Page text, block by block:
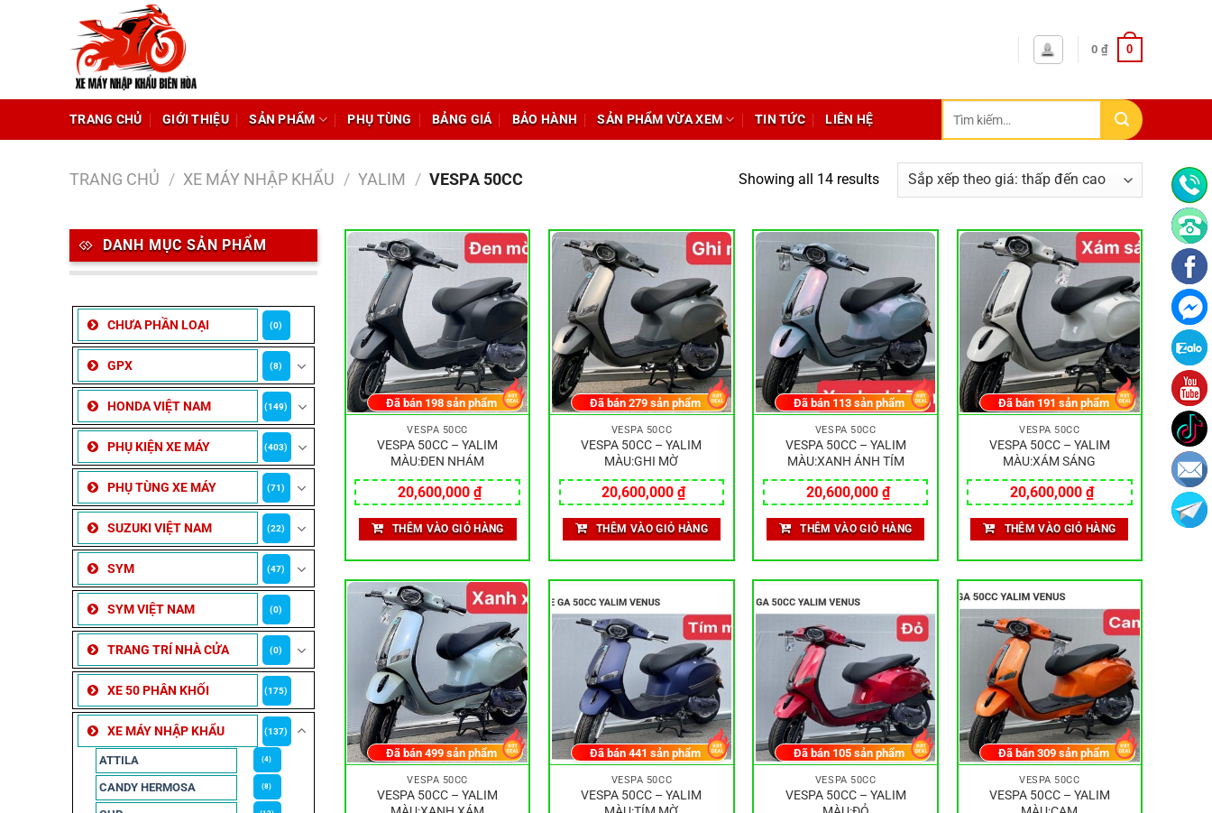
0 ₫ 0
TRANG CHỦ GIỚI THIỆU SẢN PHẨM PHỤ TÙNG BẢNG GIÁ BẢO HÀNH SẢN PHẨM VỪA XEM TIN TỨC LIÊN HỆ
kiếm:
TRANG CHỦ / XE MÁY NHẬP KHẨU / YALIM / VESPA 50CC Showing all 14 results
DANH MỤC SẢN PHẨM
CHƯA PHẦN LOẠI (0)
GPX (8)
HONDA VIỆT NAM (149)
PHỤ KIỆN XE MÁY (403)
PHỤ TÙNG XE MÁY (71)
SUZUKI VIỆT NAM (22)
SYM (47)
SYM VIỆT NAM (0)
TRANG TRÍ NHÀ CỬA (0)
XE 50 PHÂN KHỐI (175)
XE MÁY NHẬP KHẨU (137)
ATTILA (4)
CANDY HERMOSA (8)
VESPA 50CC
VESPA 50CC – YALIM
MÀU:ĐEN NHÁM
20,600,000₫
Đã bán 198sản phẩm
THÊM VÀO GIỎ HÀNG
VESPA 50CC
VESPA 50CC – YALIM
MÀU:GHI MỜ
20,600,000₫
Đã bán279 sản phẩm
THÊM VÀO GIỎ HÀNG
VESPA 50CC
VESPA 50CC – YALIM
MÀU:XANH ÁNH TÍM
20,600,000 ₫
Đã bán 113 sản phẩm
THÊM VÀO GIỎ HÀNG
VESPA 50CC
VESPA 50CC – YALIM
MÀU:XÁM SÁNG
20,600,000 ₫
Đã bán 191 sản phẩm
THÊM VÀO GIỎ HÀNG
VESPA 50CC
VESPA 50CC – YALIM
Đã bán 499sản phẩm
VESPA 50CC
VESPA 50CC – YALIM
Đã bán441 sản phẩm
VESPA 50CC
VESPA 50CC – YALIM
Đã bán 105 sản phẩm
VESPA 50CC
VESPA 50CC – YALIM
Đã bán 309sản phẩm